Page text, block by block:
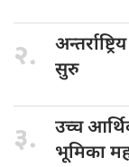
२.
सुरु
३. उच्च
भूमिका